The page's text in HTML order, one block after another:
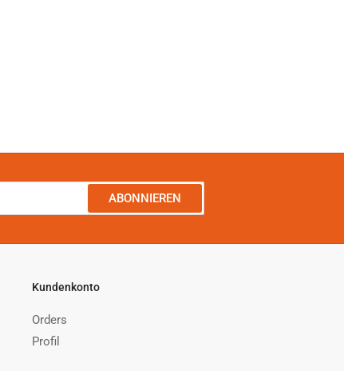
ABONNIEREN
Kundenkonto
Orders
Profil